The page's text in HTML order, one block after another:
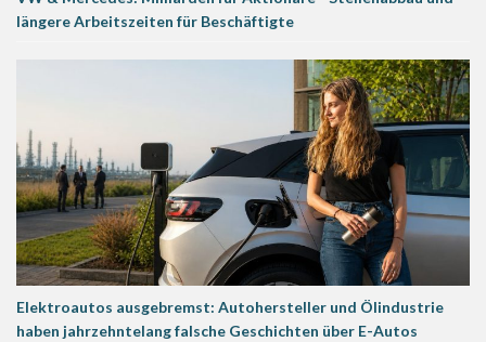
längere Arbeitszeiten für Beschäftigte
Elektroautos ausgebremst: Autohersteller und Ölindustrie
haben jahrzehntelang falsche Geschichten über E-Autos